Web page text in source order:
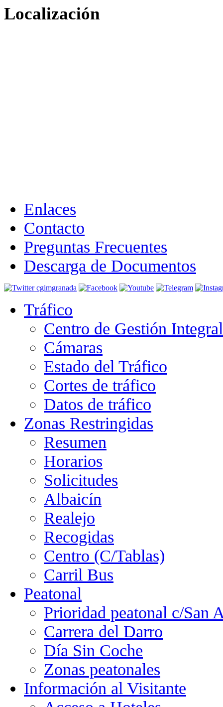
Localización
Enlaces
Contacto
Preguntas Frecuentes
Descarga de Documentos
Tráfico
Centro de Gestión
Cámaras
Estado del Tráfico
Cortes de tráfico
Datos de tráfico
Zonas Restringidas
Resumen
Horarios
Solicitudes
Albaicín
Realejo
Recogidas
Centro (C/Tablas)
Carril Bus
Peatonal
Prioridad peatonal c/San
Carrera del Darro
Día Sin Coche
Zonas peatonales
Información al Visitante